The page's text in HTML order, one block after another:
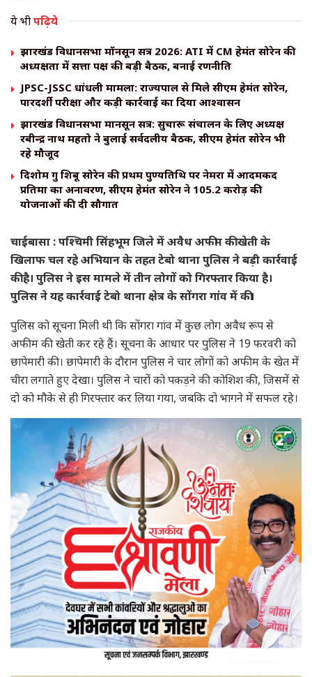
ये भीपढ़िये
झारखंड विधानसभा मॉनसून सत्र 2026: ATI में CM हेमंत सोरेन की
अध्यक्षता में सत्ता पक्ष की बड़ी बैठक, बनाई रणनीति
JPSC-JSSC धांधली मामला: राज्यपाल से मिले सीएम हेमंत सोरेन,
पारदर्शी परीक्षा और कड़ी कार्रवाई का दिया आश्वासन
झारखंड विधानसभा मानसून सत्र: सुचारू संचालन के लिए अध्यक्ष
रबीन्द्र नाथ महतो ने बुलाई सर्वदलीय बैठक, सीएम हेमंत सोरेन भी
रहे मौजूद
दिशोम गुरु शिबू सोरेन की प्रथम पुण्यतिथि पर नेमरा में आदमकद
प्रतिमा का अनावरण, सीएम हेमंत सोरेन ने 105.2 करोड़ की
योजनाओं की दी सौगात
चाईबासा : पश्चिमी सिंहभूम जिले में अवैध अफीम की खेती के
खिलाफ चल रहे अभियान के तहत टेबो थाना पुलिस ने बड़ी कार्रवाई
की है। पुलिस ने इस मामले में तीन लोगों को गिरफ्तार किया है।
पुलिस ने यह कार्रवाई टेबो थाना क्षेत्र के सोंगरा गांव में की।
पुलिस को सूचना मिली थी कि सोंगरा गांव में कुछ लोग अवैध रूप से
अफीम की खेती कर रहे हैं। सूचना के आधार पर पुलिस ने 19 फरवरी को
छापेमारी की। छापेमारी के दौरान पुलिस ने चार लोगों को अफीम के खेत में
चीरा लगाते हुए देखा। पुलिस ने चारों को पकड़ने की कोशिश की, जिसमें से
दो को मौके से ही गिरफ्तार कर लिया गया, जबकि दो भागने में सफल रहे।